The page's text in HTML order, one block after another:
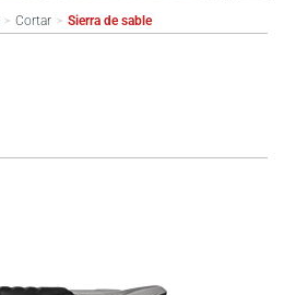
> Cortar > Sierra de sable